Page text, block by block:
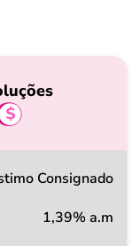
Consignado
1,39% a.m